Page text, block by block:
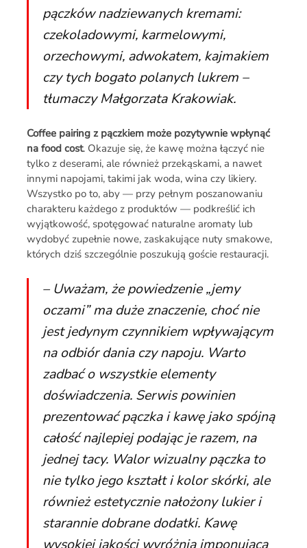
pączków nadziewanych kremami:
czekoladowymi, karmelowymi,
orzechowymi, adwokatem, kajmakiem
czy tych bogato polanych lukrem –
tłumaczy Małgorzata Krakowiak.
Coffee pairing z pączkiem może pozytywnie wpłynąć
na food cost. Okazuje się, że kawę można łączyć nie
tylko z deserami, ale również przekąskami, a nawet
innymi napojami, takimi jak woda, wina czy likiery.
Wszystko po to, aby — przy pełnym poszanowaniu
charakteru każdego z produktów — podkreślić ich
wyjątkowość, spotęgować naturalne aromaty lub
wydobyć zupełnie nowe, zaskakujące nuty smakowe,
których dziś szczególnie poszukują goście restauracji.
– Uważam, że powiedzenie „jemy
oczami” ma duże znaczenie, choć nie
jest jedynym czynnikiem wpływającym
na odbiór dania czy napoju. Warto
zadbać o wszystkie elementy
doświadczenia. Serwis powinien
prezentować pączka i kawę jako spójną
całość najlepiej podając je razem, na
jednej tacy. Walor wizualny pączka to
nie tylko jego kształt i kolor skórki, ale
również estetycznie nałożony lukier i
starannie dobrane dodatki. Kawę
wysokiej jakości wyróżnia imponująca